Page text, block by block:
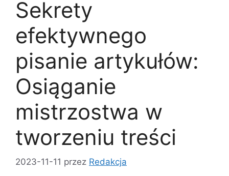
Sekrety
efektywnego
pisanie artykułów:
Osiąganie
mistrzostwa w
tworzeniu treści
2023-11-11 przez Redakcja